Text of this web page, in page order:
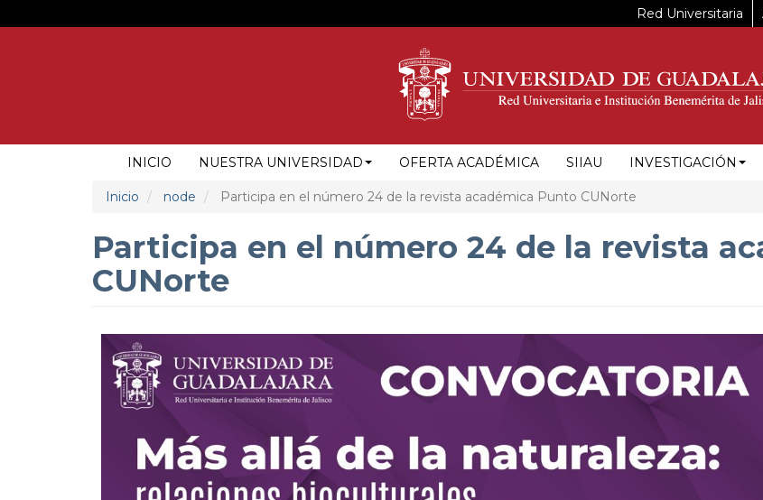
al
Red Universitaria
NAVEGACIÓN
PRINCIPAL
INICIO NUESTRA UNIVERSIDAD OFERTA ACADÉMICA SIIAU INVESTIGACIÓN
Inicio node Participa en el número 24 de la revista académica Punto CUNorte
Participa en el número 24 de la revista
CUNorte